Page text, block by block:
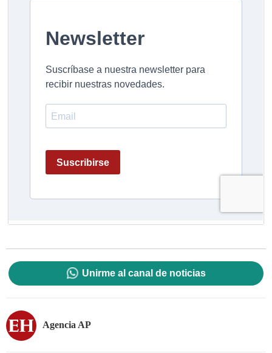
Unirme al canal de noticias
Agencia AP